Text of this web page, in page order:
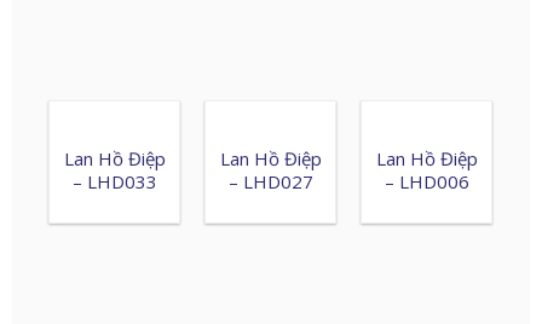
Lan Hồ Điệp
– LHD033
Lan Hồ Điệp
– LHD027
Lan Hồ Điệp
– LHD006